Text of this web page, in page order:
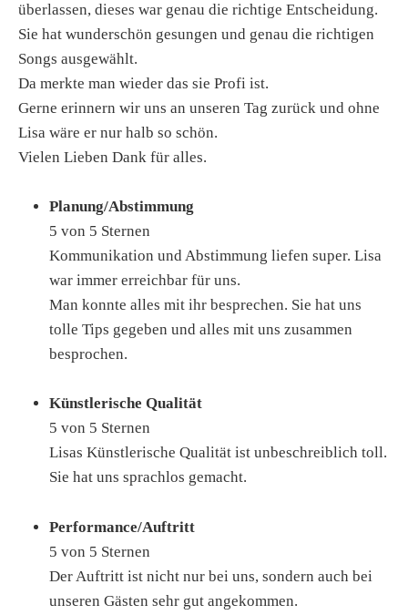
überlassen, dieses war genau die richtige Entscheidung.
Sie hat wunderschön gesungen und genau die richtigen
Songs ausgewählt.
Da merkte man wieder das sie Profi ist.
Gerne erinnern wir uns an unseren Tag zurück und ohne
Lisa wäre er nur halb so schön.
Vielen Lieben Dank für alles.
Planung/Abstimmung
5 von 5 Sternen
Kommunikation und Abstimmung liefen super. Lisa
war immer erreichbar für uns.
Man konnte alles mit ihr besprechen. Sie hat uns
tolle Tips gegeben und alles mit uns zusammen
besprochen.
Künstlerische Qualität
5 von 5 Sternen
Lisas Künstlerische Qualität ist unbeschreiblich toll.
Sie hat uns sprachlos gemacht.
Performance/Auftritt
5 von 5 Sternen
Der Auftritt ist nicht nur bei uns, sondern auch bei
unseren Gästen sehr gut angekommen.